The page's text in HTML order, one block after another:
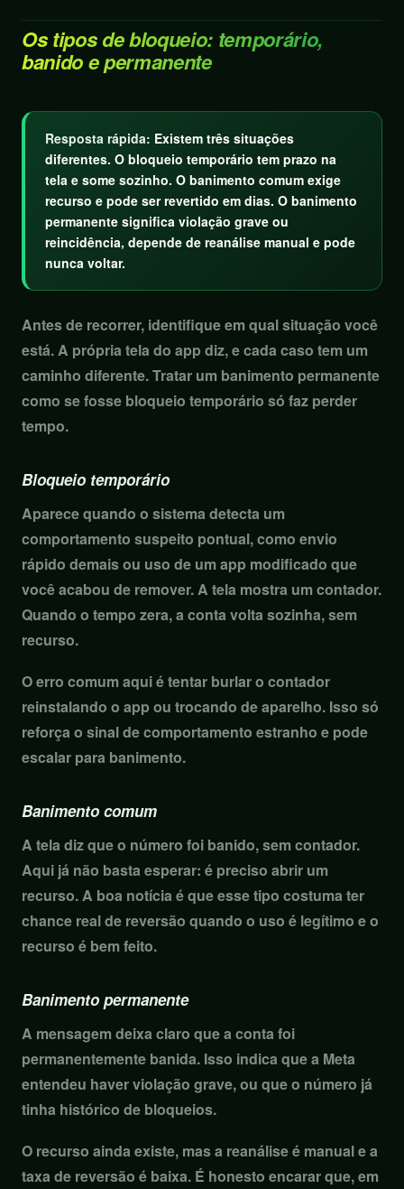
Os tipos de bloqueio: temporário,
banido e permanente
Resposta rápida: Existem três situações
diferentes. O bloqueio temporário tem prazo na
tela e some sozinho. O banimento comum exige
recurso e pode ser revertido em dias. O banimento
permanente significa violação grave ou
reincidência, depende de reanálise manual e pode
nunca voltar.
Antes de recorrer, identifique em qual situação você
está. A própria tela do app diz, e cada caso tem um
caminho diferente. Tratar um banimento permanente
como se fosse bloqueio temporário só faz perder
tempo.
Bloqueio temporário
Aparece quando o sistema detecta um
comportamento suspeito pontual, como envio
rápido demais ou uso de um app modificado que
você acabou de remover. A tela mostra um contador.
Quando o tempo zera, a conta volta sozinha, sem
recurso.
O erro comum aqui é tentar burlar o contador
reinstalando o app ou trocando de aparelho. Isso só
reforça o sinal de comportamento estranho e pode
escalar para banimento.
Banimento comum
A tela diz que o número foi banido, sem contador.
Aqui já não basta esperar: é preciso abrir um
recurso. A boa notícia é que esse tipo costuma ter
chance real de reversão quando o uso é legítimo e o
recurso é bem feito.
Banimento permanente
A mensagem deixa claro que a conta foi
permanentemente banida. Isso indica que a Meta
entendeu haver violação grave, ou que o número já
tinha histórico de bloqueios.
O recurso ainda existe, mas a reanálise é manual e a
taxa de reversão é baixa. É honesto encarar que, em